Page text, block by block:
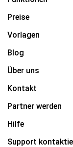
Preise
Vorlagen
Blog
Über uns
Kontakt
Partner werden
Hilfe
Support